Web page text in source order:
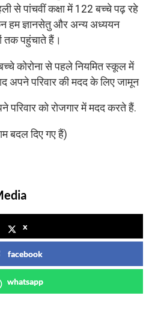
से पांचवीं कक्षा में 122 बच्चे पढ़ रहे
हम ज्ञानसेतु और अन्य अध्ययन
तक पहुंचाते हैं।
कोरोना से पहले नियमित स्कूल में
परिवार की मदद के लिए जामून
को रोजगार में मदद करते हैं.
बदल दिए गए हैं)
x
facebook
whatsapp